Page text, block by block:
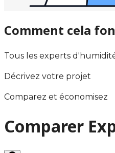
Comment cela
Tous les experts
Décrivez votre projet
Comparez et économisez
Comparer